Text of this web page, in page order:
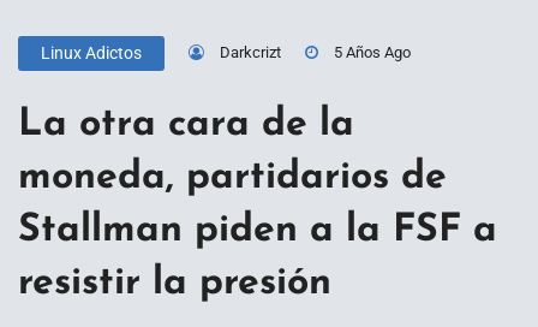
Linux Adictos Darkcrizt 5 Años Ago
La otra cara de la
moneda, partidarios de
Stallman piden a la FSF a
resistir la presión